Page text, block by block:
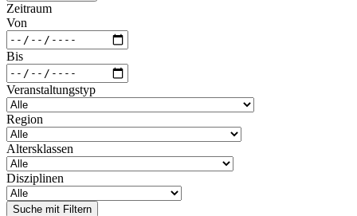
Zeitraum
Von
Bis
Veranstaltungstyp
Region
Altersklassen
Disziplinen
Suche mit Filtern